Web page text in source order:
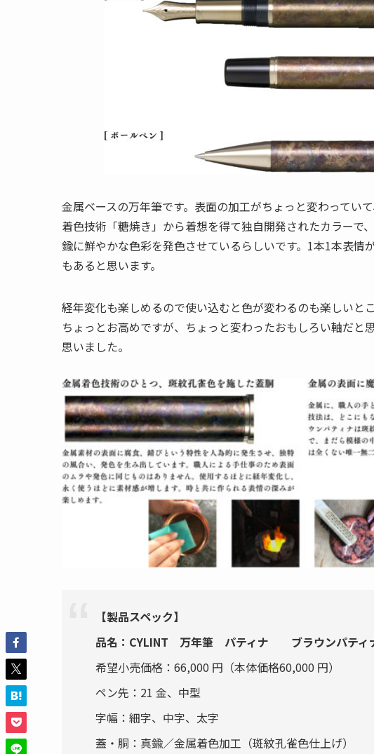
金属ベースの万年筆です。表面の加工がちょっと変わってい
着色技術「糖焼き」から着想を得て独自開発されたカラーで
鍮に鮮やかな色彩を発色させているらしいです。1本1本表情
もあると思います。
経年変化も楽しめるので使い込むと色が変わるのも楽しいとこ
ちょっとお高めですが、ちょっと変わったおもしろい軸だと
思いました。
【製品スペック】
品名：CYLINT 万年筆 パティナ ブラウンパティ
希望小売価格：66,000 円（本体価格60,000 円）
ペン先：21 金、中型
字幅：細字、中字、太字
蓋・胴：真鍮／金属着色加工（斑紋孔雀色仕上げ）